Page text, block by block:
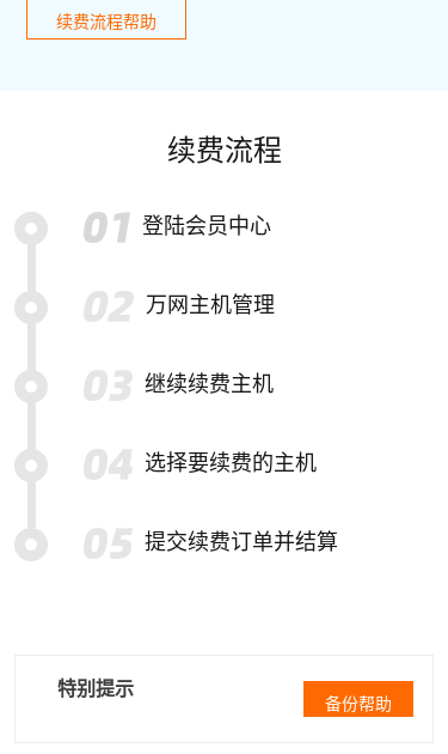
续费流程帮助
续费流程
登陆会员中心
万网主机管理
继续续费主机
选择要续费的主机
提交续费订单并结算
特别提示
备份帮助